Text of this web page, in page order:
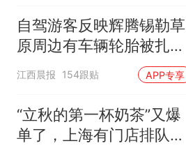
自驾游客反映辉腾锡勒草
原周边有车辆轮胎被扎，
修理店铺换胎价格高达千
元，官方发布情况通报
江西晨报 154跟贴 APP专享
“立秋的第一杯奶茶”又爆
单了，上海有门店排队超